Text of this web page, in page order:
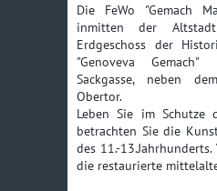
Die FeWo "Gemach
inmitten der
Erdgeschoss der
"Genoveva
Sackgasse, neben
Obertor.
Leben Sie im Schutze
betrachten Sie die
des 11.-
die restaurierte
Sonntag-Freitag)
über 7 Tage - pro Tag
Weitere
Short-Stay Aufschlag
7 Tagen
weitere Personen
Kinder bis 2 Jahre